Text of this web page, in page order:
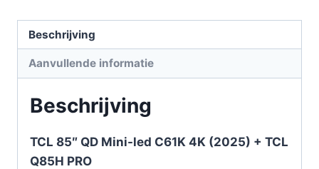
Beschrijving
Aanvullende informatie
Beschrijving
TCL 85″ QD Mini-led C61K 4K (2025) + TCL
Q85H PRO